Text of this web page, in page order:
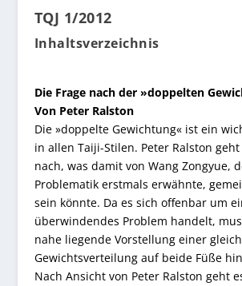
TQJ 1/2012
Inhaltsverzeichnis
Die Frage nach der »doppelten
Von Peter Ralston
Die »doppelte Gewichtung« ist ein
in allen Taiji-Stilen. Peter Ralston
nach, was damit von Wang Zongyue,
Problematik erstmals erwähnte,
sein könnte. Da es sich offenbar um
überwindendes Problem handelt,
nahe liegende Vorstellung einer
Gewichtsverteilung auf beide Füße
Nach Ansicht von Peter Ralston geht